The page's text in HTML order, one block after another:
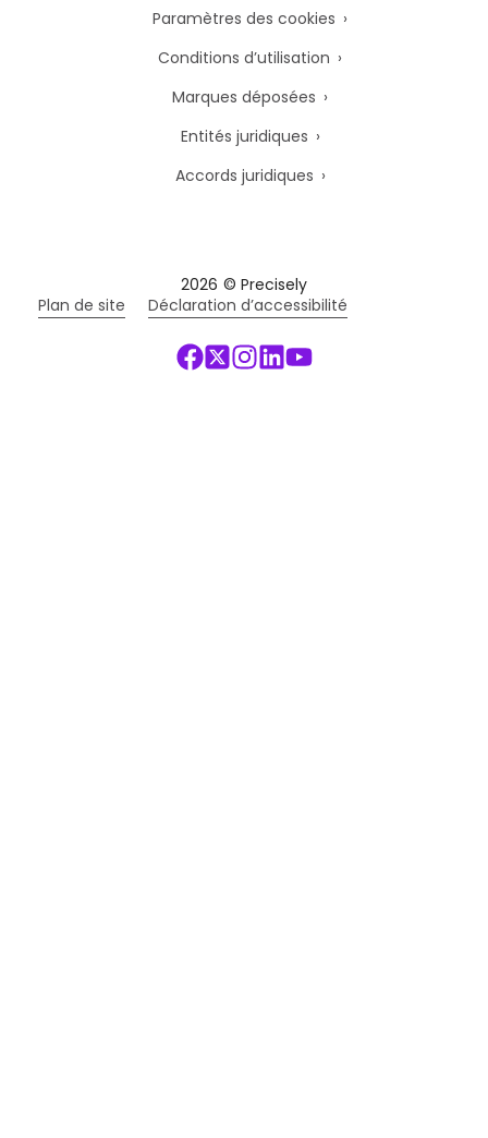
Paramètres des cookies
Conditions d’utilisation
Marques déposées
Entités juridiques
Accords juridiques
2026 © Precisely
Plan de site
Déclaration d’accessibilité